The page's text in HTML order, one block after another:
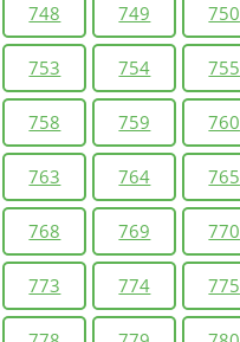
748 749 750
753 754 755
758 759 760
763 764 765
768 769 770
773 774 775